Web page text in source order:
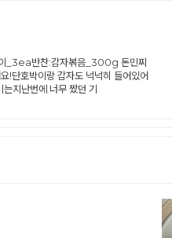
_3ea반찬:감자볶음_300g 돈민찌
!단호박이랑 감자도 넉넉히 들어있어
지난번에 너무 짰던 기